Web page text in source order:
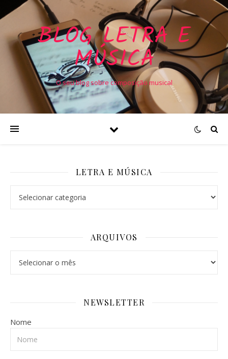
BLOG LETRA E
MÚSICA
O seu blog sobre composição musical
LETRA E MÚSICA
ARQUIVOS
NEWSLETTER
Nome